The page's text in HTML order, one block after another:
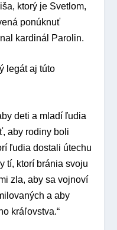
ktorý je Svetlom,
ponúknuť
kardinál Parolin.
legát aj túto
deti a mladí ľudia
aby rodiny boli
ľudia dostali útechu
tí, ktorí bránia svoju
zla, aby sa vojnoví
a aby
kráľovstva.“